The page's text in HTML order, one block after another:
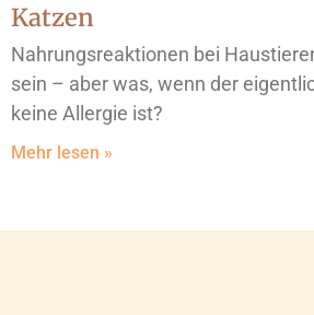
Katzen
Nahrungsreaktionen bei
sein – aber was, wenn der
keine Allergie ist?
Mehr lesen »